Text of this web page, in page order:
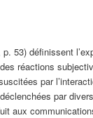
53) définissent
réactions
par
par
aux